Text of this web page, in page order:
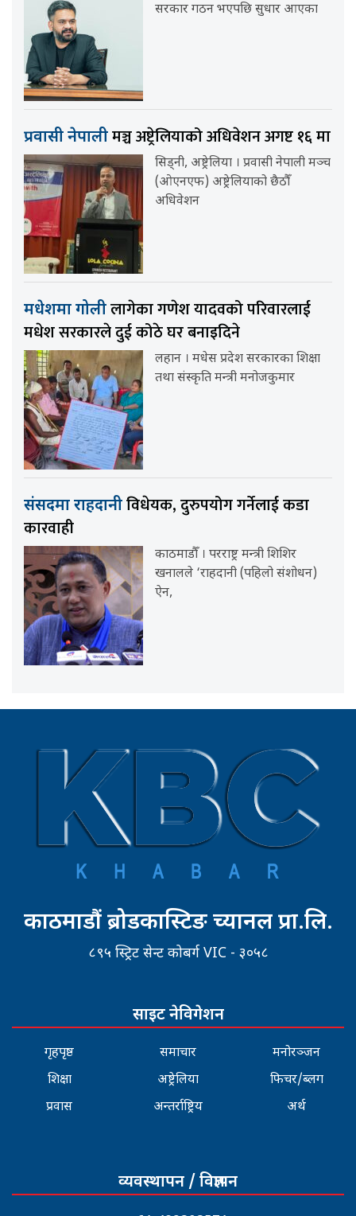
सरकार गठन भएपछि सुधार आएका
प्रवासी नेपालीमञ्च अष्ट्रेलियाको अधिवेशन अगष्ट १६ मा
सिड्नी, अष्ट्रेलिया । प्रवासी नेपाली मञ्च
(ओएनएफ) अष्ट्रेलियाको छैठौँ
अधिवेशन
मधेशमा गोलीलागेका गणेश यादवको परिवारलाई
मधेश सरकारले दुई कोठे घर बनाइदिने
लहान । मधेस प्रदेश सरकारका शिक्षा
तथा संस्कृति मन्त्री मनोजकुमार
संसदमा राहदानीविधेयक, दुरुपयोग गर्नेलाई कडा
कारवाही
काठमाडौँ । परराष्ट्र मन्त्री शिशिर
खनालले ‘राहदानी (पहिलो संशोधन)
ऐन,
काठमाडौं ब्रोडकास्टिङ च्यानल प्रा.लि.
८९५ स्ट्रिट सेन्ट कोबर्ग VIC - ३०५८
साइट नेविगेशन
गृहपृष्ठ
शिक्षा
प्रवास
समाचार
अष्ट्रेलिया
अन्तर्राष्ट्रिय
मनोरञ्जन
फिचर/ब्लग
अर्थ
व्यवस्थापन / विज्ञापन